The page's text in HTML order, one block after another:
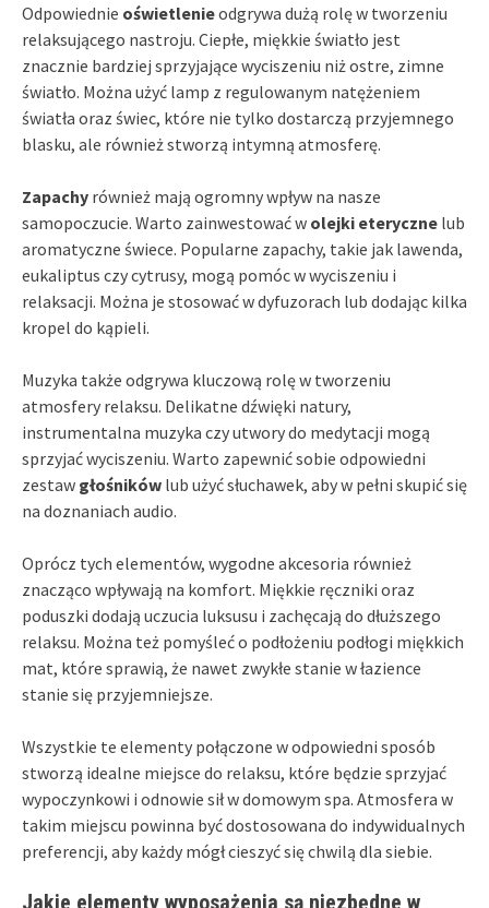
Odpowiednie oświetlenieodgrywa dużą rolę w tworzeniu
relaksującego nastroju. Ciepłe, miękkie światło jest
znacznie bardziej sprzyjające wyciszeniu niż ostre, zimne
światło. Można użyć lamp z regulowanym natężeniem
światła oraz świec, które nie tylko dostarczą przyjemnego
blasku, ale również stworzą intymną atmosferę.
Zapachy również mają ogromny wpływ na nasze
samopoczucie. Warto zainwestować w olejki eteryczne lub
aromatyczne świece. Popularne zapachy, takie jak lawenda,
eukaliptus czy cytrusy, mogą pomóc w wyciszeniu i
relaksacji. Można je stosować w dyfuzorach lub dodając kilka
kropel do kąpieli.
Muzyka także odgrywa kluczową rolę w tworzeniu
atmosfery relaksu. Delikatne dźwięki natury,
instrumentalna muzyka czy utwory do medytacji mogą
sprzyjać wyciszeniu. Warto zapewnić sobie odpowiedni
zestaw głośników lub użyć słuchawek, aby w pełni skupić się
na doznaniach audio.
Oprócz tych elementów, wygodne akcesoria również
znacząco wpływają na komfort. Miękkie ręczniki oraz
poduszki dodają uczucia luksusu i zachęcają do dłuższego
relaksu. Można też pomyśleć o podłożeniu podłogi miękkich
mat, które sprawią, że nawet zwykłe stanie w łazience
stanie się przyjemniejsze.
Wszystkie te elementy połączone w odpowiedni sposób
stworzą idealne miejsce do relaksu, które będzie sprzyjać
wypoczynkowi i odnowie sił w domowym spa. Atmosfera w
takim miejscu powinna być dostosowana do indywidualnych
preferencji, aby każdy mógł cieszyć się chwilą dla siebie.
Jakie elementy wyposażenia są niezbędne w